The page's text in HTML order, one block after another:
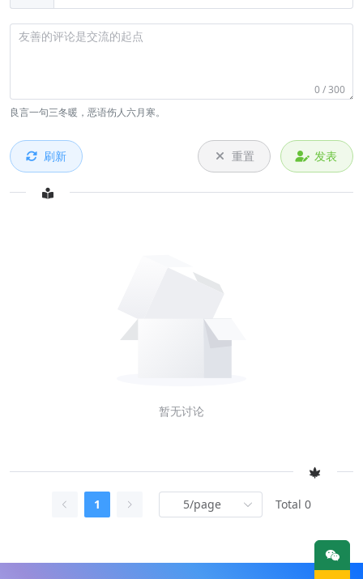
0 / 300
良言一句三冬暖，恶语伤人六月寒。
刷新 重置 发表
暂无讨论
1 Total 0